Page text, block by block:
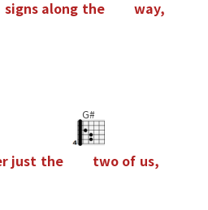
signs along the way,
r just the
G#
two of us,